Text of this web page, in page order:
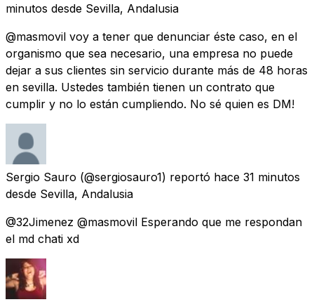
minutos desde Sevilla, Andalusia
@masmovil voy a tener que denunciar éste caso, en el
organismo que sea necesario, una empresa no puede
dejar a sus clientes sin servicio durante más de 48 horas
en sevilla. Ustedes también tienen un contrato que
cumplir y no lo están cumpliendo. No sé quien es DM!
Sergio Sauro (@sergiosauro1) reportó hace 31 minutos
desde Sevilla, Andalusia
@32Jimenez @masmovil Esperando que me respondan
el md chati xd